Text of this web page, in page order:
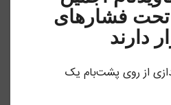
فشارهای
دارند
از روی پشت‌بام یک